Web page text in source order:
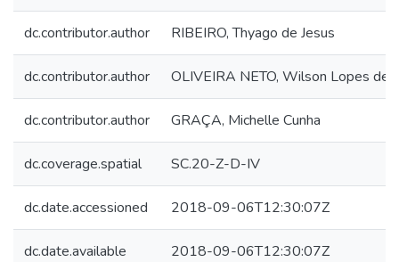
dc.contributor.author RIBEIRO, Thyago de Jesus
dc.contributor.author OLIVEIRA NETO, Wilson Lopes de
dc.contributor.author GRAÇA, Michelle Cunha
dc.coverage.spatial SC.20-Z-D-IV
dc.date.accessioned 2018-09-06T12:30:07Z
dc.date.available 2018-09-06T12:30:07Z